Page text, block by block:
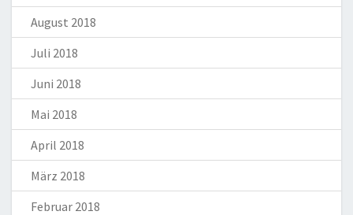
August 2018
Juli 2018
Juni 2018
Mai 2018
April 2018
März 2018
Februar 2018